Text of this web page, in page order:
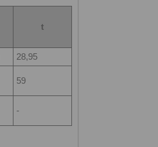
t
28,95
59
-